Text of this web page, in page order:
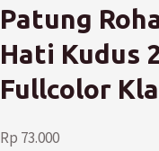
Patung
Hati Kudus
Fullcolor
Rp 73.000